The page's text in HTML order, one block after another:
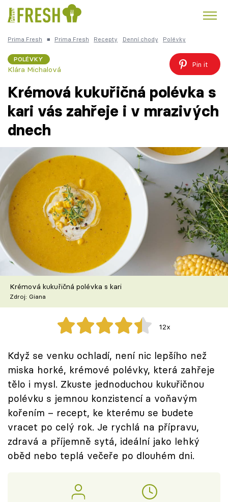
Česká kuchyně
Témata
Recepty
Články
TV Program
Škola vaření
Recepty z TV
Speciál: Cuketa
Těhotnej kuchař
Přihlášení
Sledujte nás
Prima Fresh ■ Prima Fresh Recepty Denní chody Polévky
POLÉVKY
Klára Michalová
Pin it
Krémová kukuřičná polévka s
kari vás zahřeje i v mrazivých
dnech
Krémová kukuřičná polévka s kari
Zdroj: Giana
12x
Když se venku ochladí, není nic lepšího než
miska horké, krémové polévky, která zahřeje
tělo i mysl. Zkuste jednoduchou kukuřičnou
polévku s jemnou konzistencí a voňavým
kořením – recept, ke kterému se budete
vracet po celý rok. Je rychlá na přípravu,
zdravá a příjemně sytá, ideální jako lehký
oběd nebo teplá večeře po dlouhém dni.